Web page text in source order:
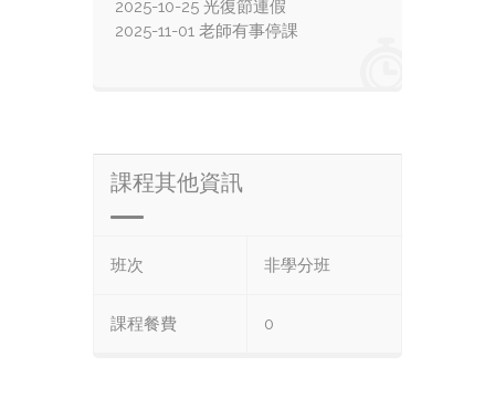
2025-10-25 光復節連假
2025-11-01 老師有事停課
課程其他資訊
班次 非學分班
課程餐費 0